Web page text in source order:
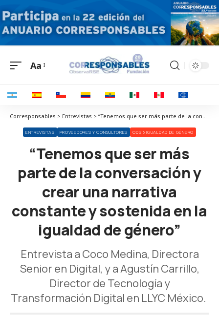
Aa
Corresponsables > Entrevistas > “Tenemos que ser más parte de la conversación y crear una narrativa constante y sostenida en la igualdad de género”
ENTREVISTAS PROVEEDORES Y CONSULTORES ODS 5 IGUALDAD DE GÉNERO
“Tenemos que ser más
parte de la conversación y
crear una narrativa
constante y sostenida en la
igualdad de género”
Entrevista a Coco Medina, Directora
Senior en Digital, y a Agustín Carrillo,
Director de Tecnología y
Transformación Digital en LLYC México.